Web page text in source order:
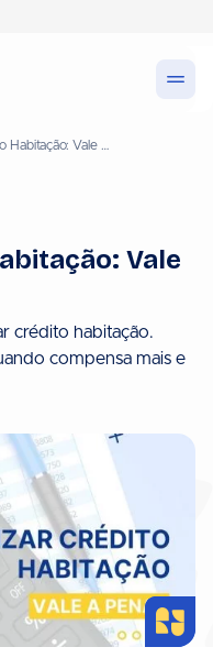
Amortizar Crédito Habitação: Vale a Pena em 2026?
Vale
crédito habitação.
compensa mais e